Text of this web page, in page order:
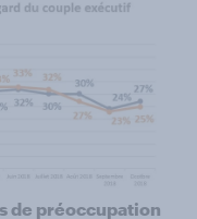
de préoccupation